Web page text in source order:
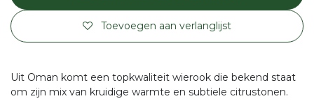
Toevoegen aan verlanglijst
Uit Oman komt een topkwaliteit wierook die bekend staat
om zijn mix van kruidige warmte en subtiele citrustonen.